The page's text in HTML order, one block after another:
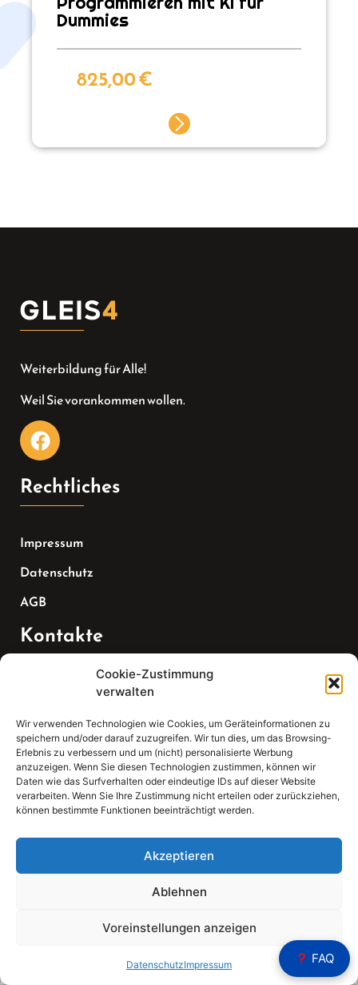
Cookie-Zustimmung
verwalten
Wir verwenden Technologien wie Cookies, um Geräteinformationen zu
speichern und/oder darauf zuzugreifen. Wir tun dies, um das Browsing-
Erlebnis zu verbessern und um (nicht) personalisierte Werbung
anzuzeigen. Wenn Sie diesen Technologien zustimmen, können wir
Daten wie das Surfverhalten oder eindeutige IDs auf dieser Website
verarbeiten. Wenn Sie Ihre Zustimmung nicht erteilen oder zurückziehen,
können bestimmte Funktionen beeinträchtigt werden.
Akzeptieren
Ablehnen
Voreinstellungen anzeigen
DatenschutzImpressum
Dummies
825,00€
Weiterbildung für Alle!
Weil Sie vorankommen wollen.
Rechtliches
Impressum
Datenschutz
AGB
Kontakte
07147 270 3349
Email:
sekretariat(at)gleis4-seminarzentrum.com
Adresse:
Bahnhofstraße 21, 74343 Sachsenheim
FAQ
for: